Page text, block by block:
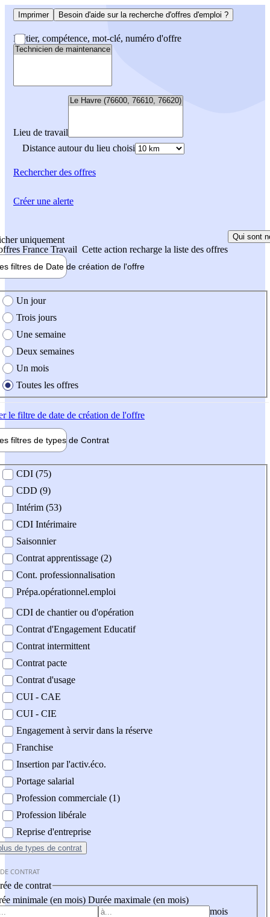
Imprimer Besoin d'aide sur la recherche d'offres d'emploi ?
Métier, compétence, mot-clé, numéro d'offre
Lieu de travail
Distance autour du lieu choisi
Rechercherdes offres
uniquement
France Travail Cette action recharge la liste des offres
Qui sont
filtres de Date de création de l'offre
création de l'offre
Un jour
Trois jours
Une semaine
Deux semaines
Un mois
Toutes les offres
le filtre de date de création de l'offre
filtres de types de Contrat
contrat
CDI (75)
CDD (9)
Intérim (53)
CDI Intérimaire
Saisonnier
Contrat apprentissage (2)
Cont. professionnalisation
Prépa.opérationnel.emploi
CDI de chantier ou d'opération
Contrat d'Engagement Educatif
Contrat intermittent
Contrat pacte
Contrat d'usage
CUI - CAE
CUI - CIE
Engagement à servir dans la réserve
Franchise
Insertion par l'activ.éco.
Portage salarial
Profession commerciale (1)
Profession libérale
Reprise d'entreprise
de types de contrat
CONTRAT
de contrat
minimale (en mois) Durée maximale (en mois)
mois
Créer une alerte